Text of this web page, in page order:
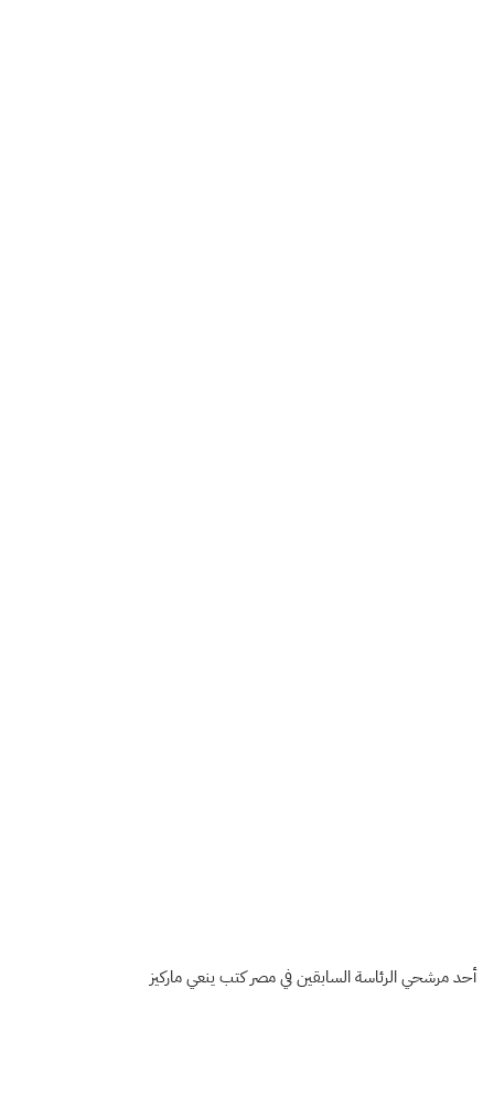
أحد مرشحي الرئاسة السابقين في مصر كتب ينعي ماركيز